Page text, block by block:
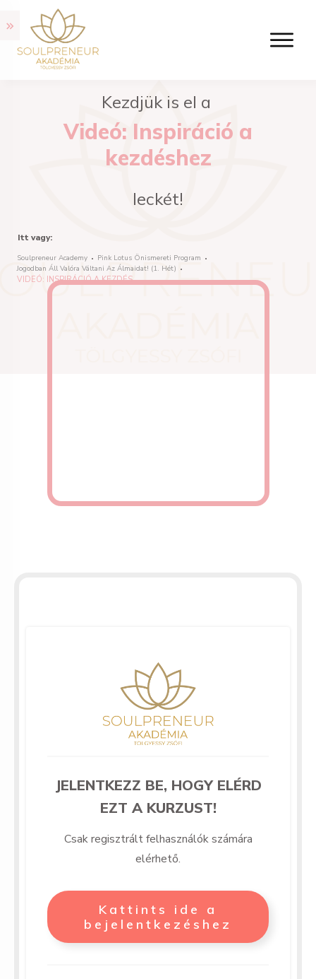
Kezdjük is el a
Videó: Inspiráció a
kezdéshez
leckét!
Itt vagy:
Soulpreneur Academy
Pink Lotus Önismereti Program
Jogodban Áll Valóra Váltani Az Álmaidat! (1. Hét)
VIDEÓ: INSPIRÁCIÓ A KEZDÉSHEZ
JELENTKEZZ BE, HOGY ELÉRD
EZT A KURZUST!
Csak regisztrált felhasználók számára
elérhető.
Kattints ide a
bejelentkezéshez